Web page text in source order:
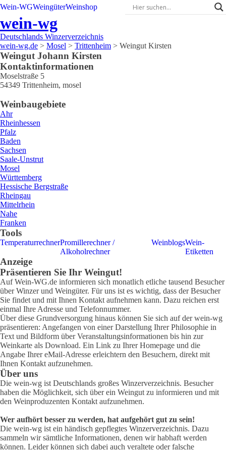
Wein-WGWeingüterWeinshop
wein-wg
Deutschlands Winzerverzeichnis
wein-wg.de > Mosel > Trittenheim > Weingut Kirsten
Weingut Johann Kirsten
Kontaktinformationen
Moselstraße 5
54349 Trittenheim, mosel
Weinbaugebiete
Ahr
Rheinhessen
Pfalz
Baden
Sachsen
Saale-Unstrut
Mosel
Württemberg
Hessische Bergstraße
Rheingau
Mittelrhein
Nahe
Franken
Tools
TemperaturrechnerPromillerechner /
Alkoholrechner
WeinblogsWein-
Etiketten
Anzeige
Präsentieren Sie Ihr Weingut!
Auf Wein-WG.de informieren sich monatlich etliche tausend Besucher
über Winzer und Weingüter. Für uns ist es wichtig, dass der Besucher
Sie findet und mit Ihnen Kontakt aufnehmen kann. Dazu reichen erst
einmal Ihre Adresse und Telefonnummer.
Über diese Grundversorgung hinaus können Sie sich auf der wein-wg
präsentieren: Angefangen von einer Darstellung Ihrer Philosophie in
Text und Bildform über Veranstaltungsinformationen bis hin zur
Weinkarte als Download. Ein Link zu Ihrer Homepage und die
Angabe Ihrer eMail-Adresse erleichtern den Besuchern, direkt mit
Ihnen Kontakt aufzunehmen.
Über uns
Die wein-wg ist Deutschlands großes Winzerverzeichnis. Besucher
haben die Möglichkeit, sich über ein Weingut zu informieren und mit
den Weinproduzenten Kontakt aufzunehmen.
Wer aufhört besser zu werden, hat aufgehört gut zu sein!
Die wein-wg ist ein händisch gepflegtes Winzerverzeichnis. Dazu
sammeln wir sämtliche Informationen, denen wir habhaft werden
können. Leider können sich dabei auch veraltete oder falsche